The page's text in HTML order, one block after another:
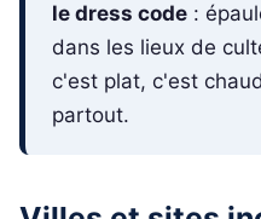
le dress code :
dans les lieux de
c'est plat, c'est
partout.